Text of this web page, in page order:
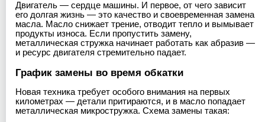
Двигатель — сердце машины. И первое, от чего зависит
его долгая жизнь — это качество и своевременная замена
масла. Масло снижает трение, отводит тепло и вымывает
продукты износа. Если пропустить замену,
металлическая стружка начинает работать как абразив —
и ресурс двигателя стремительно падает.
График замены во время обкатки
Новая техника требует особого внимания на первых
километрах — детали притираются, и в масло попадает
металлическая микростружка. Схема замены такая: